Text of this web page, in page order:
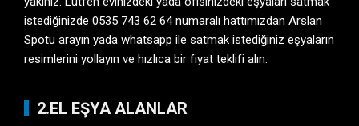
istediğinizde 0535 743 62 64 numaralı hattımızdan Arslan
Spotu arayın yada whatsapp ile satmak istediğiniz eşyaların
resimlerini yollayın ve hızlıca bir fiyat teklifi alın.
2.EL EŞYA ALANLAR